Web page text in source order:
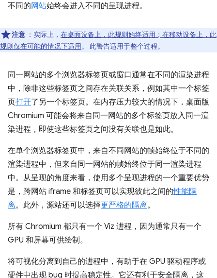
不同的网站始终会进入不同的呈现进程。
注意 ：实际上， 在桌面设备上，此规则始终适用；在移动设备上，此
规则仅在可能的情况下适用。 此警告适用于整个过程。
同一网站的多个浏览器标签页或窗口通常在不同的渲染进程
中，除非这些标签页之间存在关联关系，例如其中一个标签
页打开了另一个标签页。在内存压力较大的情况下，桌面版
Chromium 可能会将来自同一网站的多个标签页放入同一渲
染进程，即使这些标签页之间没有关联也是如此。
在单个浏览器标签页中，来自不同网站的帧始终位于不同的
渲染进程中，但来自同一网站的帧始终位于同一渲染进程
中。从呈现的角度来看，使用多个呈现进程的一个重要优势
是，跨网站 iframe 和标签页可以实现彼此之间的性能隔
离。此外，源站还可以选择更严格的隔离。
所有 Chromium 都只有一个 Viz 进程，因为通常只有一个
GPU 和屏幕可供绘制。
将可视化分离到自己的进程中，有助于在 GPU 驱动程序或
硬件中出现 bug 时提高稳定性。它还有利于安全隔离，这